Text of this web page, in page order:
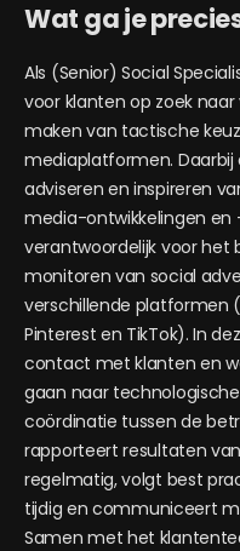
Wat ga je
Als (Senior) Social
voor klanten op zoek
maken van tactische
mediaplatformen.
adviseren en inspireren
media-ontwikkelingen en
verantwoordelijk voor het
monitoren van social
verschillende platformen
Pinterest en TikTok). In
contact met klanten en
gaan naar
coördinatie tussen de
rapporteert resultaten
regelmatig, volgt best
tijdig en communiceert
Samen met het